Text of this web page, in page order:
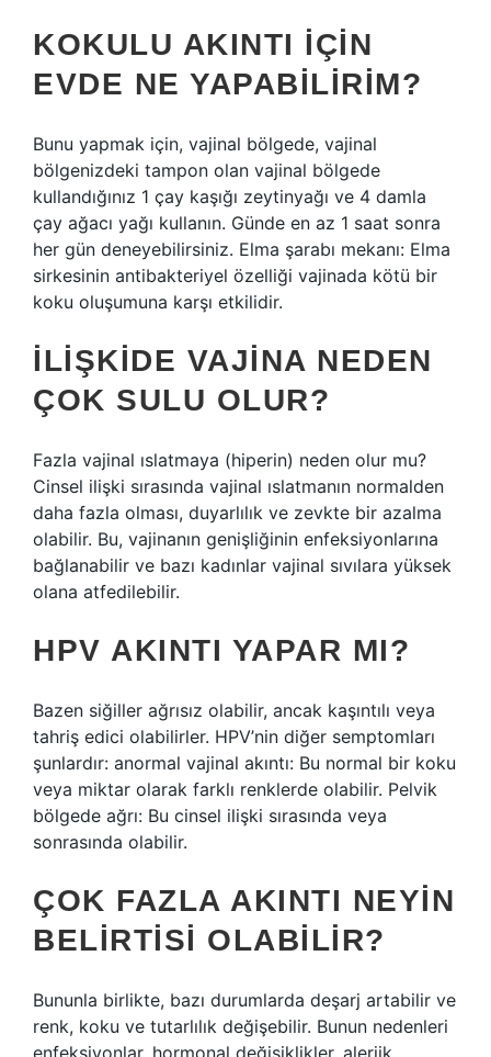
KOKULU AKINTI IÇIN
EVDE NE YAPABILIRIM?
Bunu yapmak için, vajinal bölgede, vajinal
bölgenizdeki tampon olan vajinal bölgede
kullandığınız 1 çay kaşığı zeytinyağı ve 4 damla
çay ağacı yağı kullanın. Günde en az 1 saat sonra
her gün deneyebilirsiniz. Elma şarabı mekanı: Elma
sirkesinin antibakteriyel özelliği vajinada kötü bir
koku oluşumuna karşı etkilidir.
İLIŞKIDE VAJINA NEDEN
ÇOK SULU OLUR?
Fazla vajinal ıslatmaya (hiperin) neden olur mu?
Cinsel ilişki sırasında vajinal ıslatmanın normalden
daha fazla olması, duyarlılık ve zevkte bir azalma
olabilir. Bu, vajinanın genişliğinin enfeksiyonlarına
bağlanabilir ve bazı kadınlar vajinal sıvılara yüksek
olana atfedilebilir.
HPV AKINTI YAPAR MI?
Bazen siğiller ağrısız olabilir, ancak kaşıntılı veya
tahriş edici olabilirler. HPV’nin diğer semptomları
şunlardır: anormal vajinal akıntı: Bu normal bir koku
veya miktar olarak farklı renklerde olabilir. Pelvik
bölgede ağrı: Bu cinsel ilişki sırasında veya
sonrasında olabilir.
ÇOK FAZLA AKINTI NEYIN
BELIRTISI OLABILIR?
Bununla birlikte, bazı durumlarda deşarj artabilir ve
renk, koku ve tutarlılık değişebilir. Bunun nedenleri
enfeksiyonlar, hormonal değişiklikler, alerjik